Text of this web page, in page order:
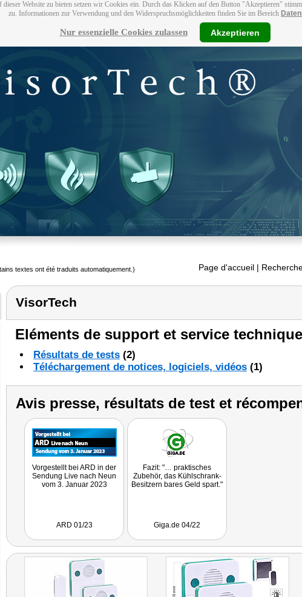
Website zu bieten setzen wir Cookies ein. Durch das Klicken auf den Button "Akzeptieren"
zu. Informationen zur Verwendung und den Widerspruchsmöglichkeiten finden Sie im Bereich
Nur essenzielle Cookies zulassen Akzeptieren
textes ont été traduits automatiquement.) Page d'accueil |
VisorTech
Eléments de support et service
Résultats de tests (2)
Téléchargement de notices, logiciels, vidéos (1)
Avis presse, résultats de test et
Vorgestellt bei ARD in der
Sendung Live nach Neun
vom 3. Januar 2023
ARD 01/23
Fazit: "… praktisches
Zubehör, das Kühlschrank-
Besitzern bares Geld spart."
Giga.de 04/22